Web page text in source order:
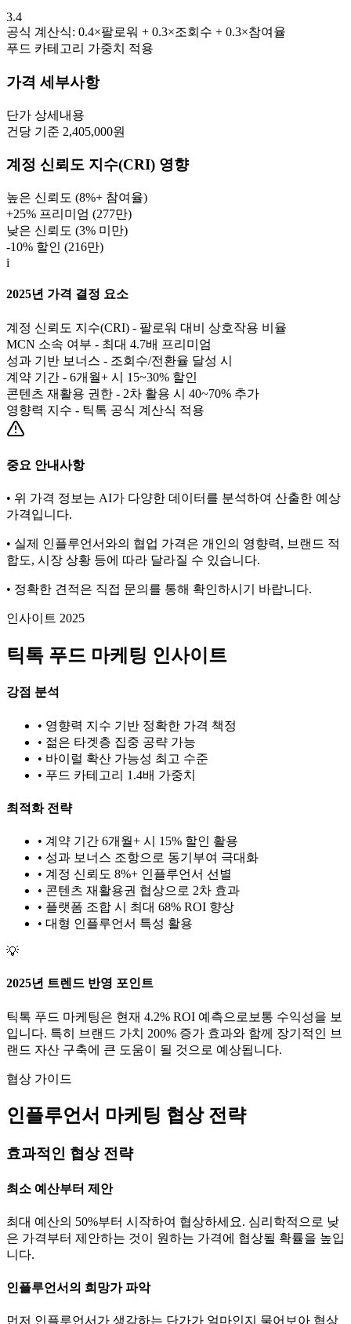
3.4
공식 계산식: 0.4×팔로워 + 0.3×조회수 + 0.3×참여율
푸드 카테고리 가중치 적용
가격 세부사항
단가 상세내용
건당 기준 2,405,000원
계정 신뢰도 지수(CRI) 영향
높은 신뢰도 (8%+ 참여율)
+25% 프리미엄 (277만)
낮은 신뢰도 (3% 미만)
-10% 할인 (216만)
i
2025년 가격 결정 요소
계정 신뢰도 지수(CRI) - 팔로워 대비 상호작용 비율
MCN 소속 여부 - 최대 4.7배 프리미엄
성과 기반 보너스 - 조회수/전환율 달성 시
계약 기간 - 6개월+ 시 15~30% 할인
콘텐츠 재활용 권한 - 2차 활용 시 40~70% 추가
영향력 지수 - 틱톡 공식 계산식 적용
중요 안내사항
• 위 가격 정보는 AI가 다양한 데이터를 분석하여 산출한 예상
가격입니다.
• 실제 인플루언서와의 협업 가격은 개인의 영향력, 브랜드 적
합도, 시장 상황 등에 따라 달라질 수 있습니다.
• 정확한 견적은 직접 문의를 통해 확인하시기 바랍니다.
인사이트 2025
틱톡 푸드 마케팅 인사이트
강점 분석
• 영향력 지수 기반 정확한 가격 책정
• 젊은 타겟층 집중 공략 가능
• 바이럴 확산 가능성 최고 수준
• 푸드 카테고리 1.4배 가중치
최적화 전략
• 계약 기간 6개월+ 시 15% 할인 활용
• 성과 보너스 조항으로 동기부여 극대화
• 계정 신뢰도 8%+ 인플루언서 선별
• 콘텐츠 재활용권 협상으로 2차 효과
• 플랫폼 조합 시 최대 68% ROI 향상
• 대형 인플루언서 특성 활용
💡
2025년 트렌드 반영 포인트
틱톡 푸드 마케팅은 현재 4.2% ROI 예측으로 보통 수익성을 보
입니다. 특히 브랜드 가치
200% 증가 효과와 함께 장기적인 브
랜드 자산 구축에 큰 도움이 될 것으로 예상됩니다.
협상 가이드
인플루언서 마케팅 협상 전략
효과적인 협상 전략
최소 예산부터 제안
최대 예산의 50%부터 시작하여 협상하세요. 심리학적으로 낮
은 가격부터 제안하는 것이 원하는 가격에 협상될 확률을 높입
니다.
인플루언서의 희망가 파악
먼저 인플루언서가 생각하는 단가가 얼마인지 물어보아 협상